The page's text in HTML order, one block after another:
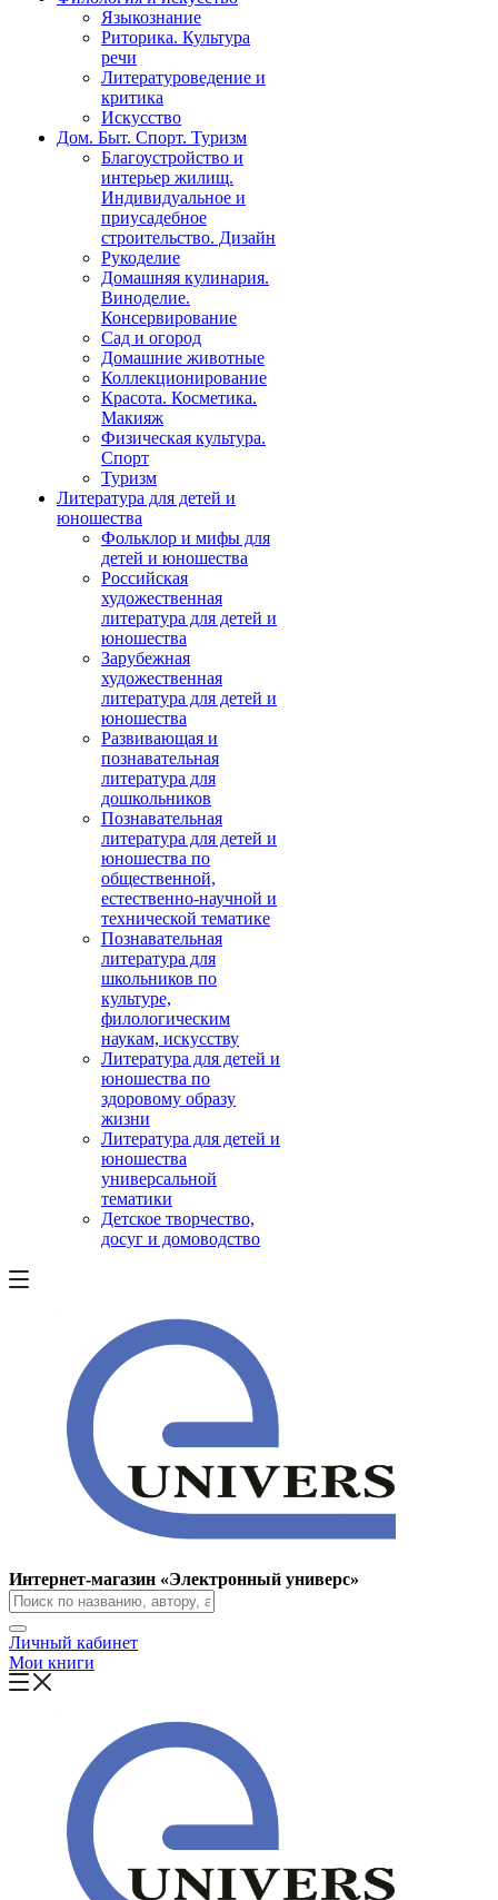
Языкознание
Риторика. Культура
речи
Литературоведение и
критика
Искусство
Дом. Быт. Спорт. Туризм
Благоустройство и
интерьер жилищ.
Индивидуальное и
приусадебное
строительство. Дизайн
Рукоделие
Домашняя кулинария.
Виноделие.
Консервирование
Сад и огород
Домашние животные
Коллекционирование
Красота. Косметика.
Макияж
Физическая культура.
Спорт
Туризм
Литература для детей и
юношества
Фольклор и мифы для
детей и юношества
Российская
художественная
литература для детей и
юношества
Зарубежная
художественная
литература для детей и
юношества
Развивающая и
познавательная
литература для
дошкольников
Познавательная
литература для детей и
юношества по
общественной,
естественно-научной и
технической тематике
Познавательная
литература для
школьников по
культуре,
филологическим
наукам, искусству
Литература для детей и
юношества по
здоровому образу
жизни
Литература для детей и
юношества
универсальной
тематики
Детское творчество,
досуг и домоводство
Интернет-магазин «Электронный универс»
Личный кабинет
Мои книги